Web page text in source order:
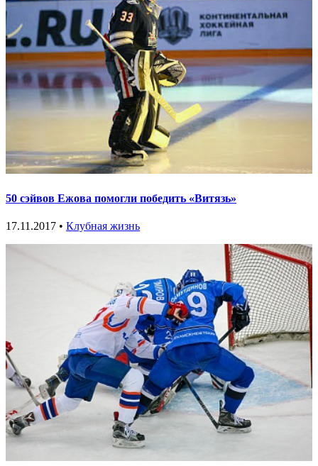
50 сэйвов Ежова помогли победить «Витязь»
17.11.2017 • Клубная жизнь